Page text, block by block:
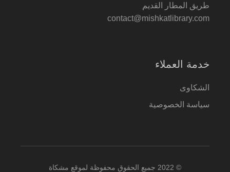
طريق المطار القديم
contact@mishkatlibrary.com
خدمة العملاء
الشكاوى
سياسة الخصوصية
© 2022 جميع الحقوق محفوظة لموقع مشكاة